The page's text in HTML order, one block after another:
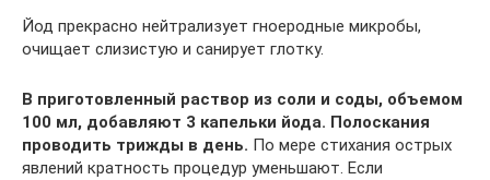
Йод прекрасно нейтрализует гноеродные микробы,
очищает слизистую и санирует глотку.
В приготовленный раствор из соли и соды, объемом
100 мл, добавляют 3 капельки йода. Полоскания
проводить трижды в день. По мере стихания острых
явлений кратность процедур уменьшают. Если